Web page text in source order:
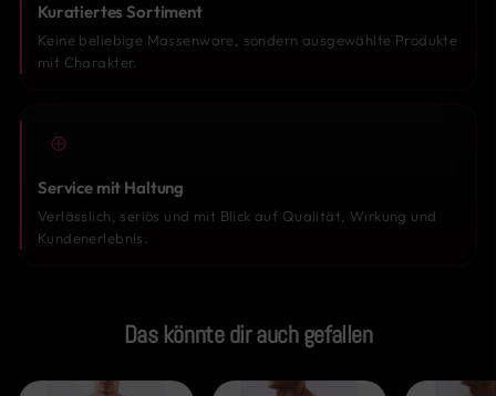
Kuratiertes Sortiment
Keine beliebige Massenware, sondern ausgewählte Produkte
mit Charakter.
Service mit Haltung
Verlässlich, seriös und mit Blick auf Qualität, Wirkung und
Kundenerlebnis.
Das könnte dir auch gefallen